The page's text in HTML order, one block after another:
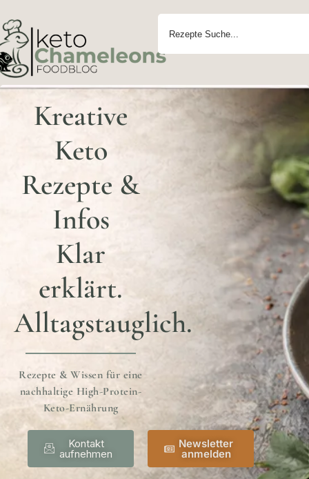
Kreative
Keto
Rezepte &
Infos
Klar
erklärt.
Alltagstauglich.
Rezepte & Wissen für eine
nachhaltige High-Protein-
Keto-Ernährung
Kontakt
aufnehmen
Newsletter
anmelden